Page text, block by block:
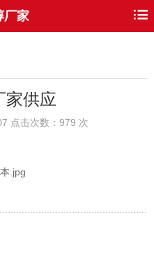
厂家
家供应
点击次数：979 次